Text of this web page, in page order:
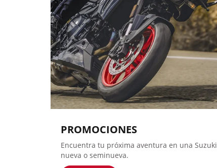
PROMOCIONES
Encuentra tu próxima aventura en una Suzuki
nueva o seminueva.